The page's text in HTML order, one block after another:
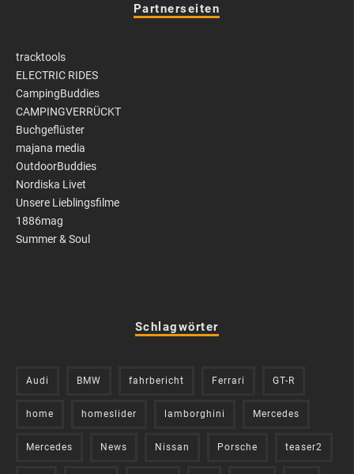
Partnerseiten
tracktools
ELECTRIC RIDES
CampingBuddies
CAMPINGVERRÜCKT
Buchgeflüster
majana media
OutdoorBuddies
Nordiska Livet
Unsere Lieblingsfilme
1886mag
Summer & Soul
Schlagwörter
Audi BMW fahrbericht Ferrari GT-R
home homeslider lamborghini Mercedes
Mercedes News Nissan Porsche teaser2